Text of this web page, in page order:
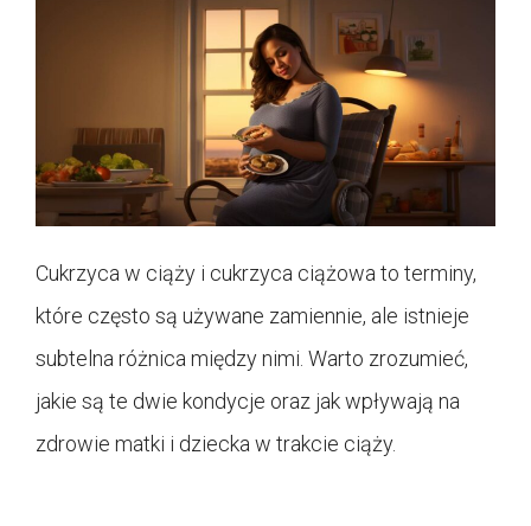
Cukrzyca w ciąży i cukrzyca ciążowa to terminy,
które często są używane zamiennie, ale istnieje
subtelna różnica między nimi. Warto zrozumieć,
jakie są te dwie kondycje oraz jak wpływają na
zdrowie matki i dziecka w trakcie ciąży.